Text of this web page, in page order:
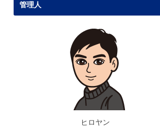
管理人
ヒロヤン